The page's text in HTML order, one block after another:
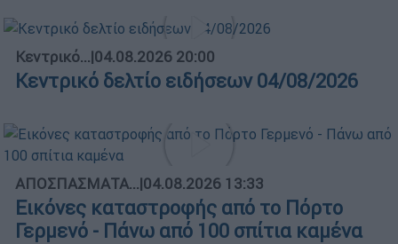
Κεντρικό...|04.08.2026 20:00
Κεντρικό δελτίο ειδήσεων 04/08/2026
ΑΠΟΣΠΑΣΜΑΤΑ...|04.08.2026 13:33
Εικόνες καταστροφής από το Πόρτο
Γερμενό - Πάνω από 100 σπίτια καμένα